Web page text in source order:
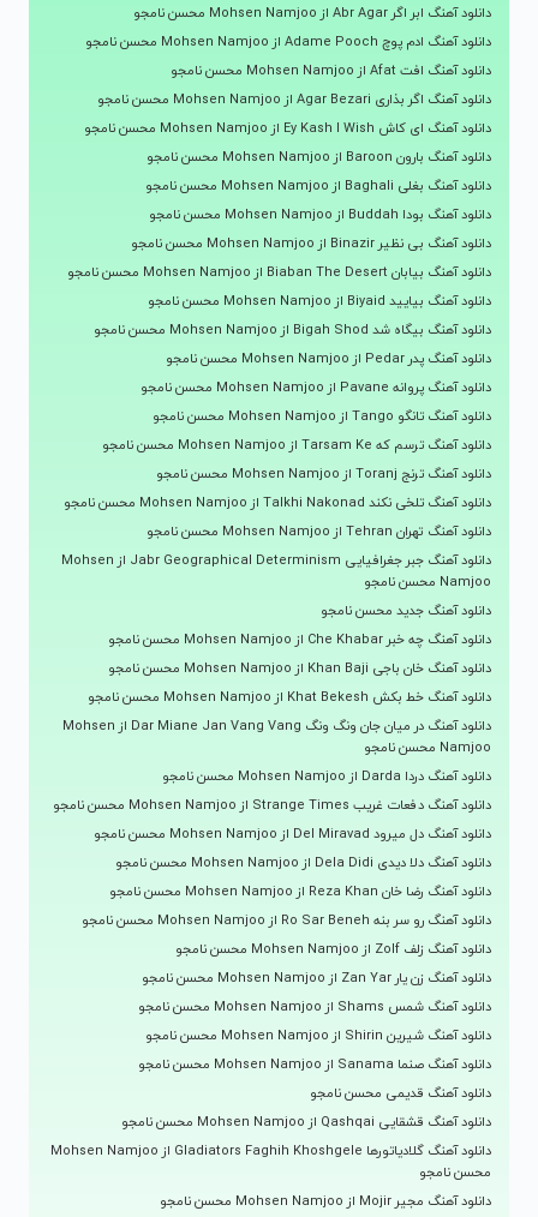
دانلود آهنگ ابر اگر Abr Agar از Mohsen Namjoo محسن نامجو
دانلود آهنگ ادم پوچ Adame Pooch از Mohsen Namjoo محسن نامجو
دانلود آهنگ افت Afat از Mohsen Namjoo محسن نامجو
دانلود آهنگ اگر بذاری Agar Bezari از Mohsen Namjoo محسن نامجو
دانلود آهنگ ای کاش Ey Kash I Wish از Mohsen Namjoo محسن نامجو
دانلود آهنگ بارون Baroon از Mohsen Namjoo محسن نامجو
دانلود آهنگ بغلی Baghali از Mohsen Namjoo محسن نامجو
دانلود آهنگ بودا Buddah از Mohsen Namjoo محسن نامجو
دانلود آهنگ بی نظیر Binazir از Mohsen Namjoo محسن نامجو
دانلود آهنگ بیابان Biaban The Desert از Mohsen Namjoo محسن نامجو
دانلود آهنگ بیایید Biyaid از Mohsen Namjoo محسن نامجو
دانلود آهنگ بیگاه شد Bigah Shod از Mohsen Namjoo محسن نامجو
دانلود آهنگ پدر Pedar از Mohsen Namjoo محسن نامجو
دانلود آهنگ پروانه Pavane از Mohsen Namjoo محسن نامجو
دانلود آهنگ تانگو Tango از Mohsen Namjoo محسن نامجو
دانلود آهنگ ترسم که Tarsam Ke از Mohsen Namjoo محسن نامجو
دانلود آهنگ ترنج Toranj از Mohsen Namjoo محسن نامجو
دانلود آهنگ تلخی نکند Talkhi Nakonad از Mohsen Namjoo محسن نامجو
دانلود آهنگ تهران Tehran از Mohsen Namjoo محسن نامجو
دانلود آهنگ جبر جغرافیایی Jabr Geographical Determinism از Mohsen
Namjoo محسن نامجو
دانلود آهنگ جدید محسن نامجو
دانلود آهنگ چه خبر Che Khabar از Mohsen Namjoo محسن نامجو
دانلود آهنگ خان باجی Khan Baji از Mohsen Namjoo محسن نامجو
دانلود آهنگ خط بکش Khat Bekesh از Mohsen Namjoo محسن نامجو
دانلود آهنگ در میان جان ونگ ونگ Dar Miane Jan Vang Vang از Mohsen
Namjoo محسن نامجو
دانلود آهنگ دردا Darda از Mohsen Namjoo محسن نامجو
دانلود آهنگ دفعات غریب Strange Times از Mohsen Namjoo محسن نامجو
دانلود آهنگ دل میرود Del Miravad از Mohsen Namjoo محسن نامجو
دانلود آهنگ دلا دیدی Dela Didi از Mohsen Namjoo محسن نامجو
دانلود آهنگ رضا خان Reza Khan از Mohsen Namjoo محسن نامجو
دانلود آهنگ رو سر بنه Ro Sar Beneh از Mohsen Namjoo محسن نامجو
دانلود آهنگ زلف Zolf از Mohsen Namjoo محسن نامجو
دانلود آهنگ زن یار Zan Yar از Mohsen Namjoo محسن نامجو
دانلود آهنگ شمس Shams از Mohsen Namjoo محسن نامجو
دانلود آهنگ شیرین Shirin از Mohsen Namjoo محسن نامجو
دانلود آهنگ صنما Sanama از Mohsen Namjoo محسن نامجو
دانلود آهنگ قدیمی محسن نامجو
دانلود آهنگ قشقایی Qashqai از Mohsen Namjoo محسن نامجو
دانلود آهنگ گلادیاتورها Gladiators Faghih Khoshgele از Mohsen Namjoo
محسن نامجو
دانلود آهنگ مجیر Mojir از Mohsen Namjoo محسن نامجو